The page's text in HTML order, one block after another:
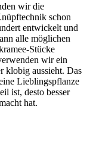
wir die
schon
entwickelt und
alle möglichen
Stücke
wir ein
klobig aussieht. Das
Lieblingspflanze
ist, desto besser
hat.